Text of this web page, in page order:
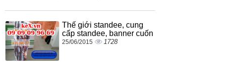
Thế giới standee, cung
cấp standee, banner cuốn
25/06/2015 1728